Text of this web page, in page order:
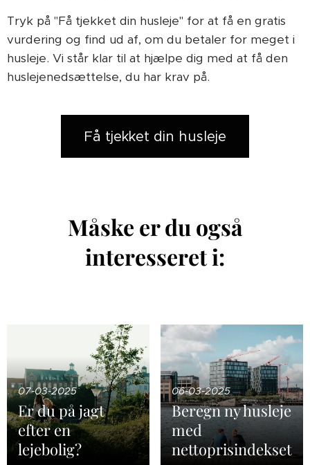
Tryk på "Få tjekket din husleje" for at få en gratis
vurdering og find ud af, om du betaler for meget i
husleje. Vi står klar til at hjælpe dig med at få den
huslejenedsættelse, du har krav på.
Få tjekket din husleje
Måske er du også
interesseret i:
07-03-2025
Er du på jagt
efter en
lejebolig?
06-03-2025
Beregn ny husleje
med
nettoprisindekset